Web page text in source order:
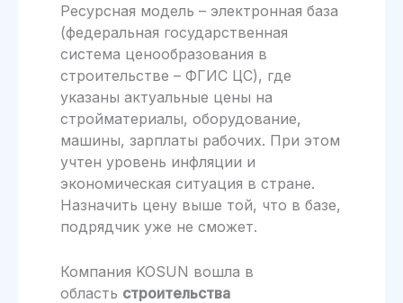
Ресурсная модель – электронная база
(федеральная государственная
система ценообразования в
строительстве – ФГИС ЦС), где
указаны актуальные цены на
стройматериалы, оборудование,
машины, зарплаты рабочих. При этом
учтен уровень инфляции и
экономическая ситуация в стране.
Назначить цену выше той, что в базе,
подрядчик уже не сможет.
Компания KOSUN вошла в
область строительства